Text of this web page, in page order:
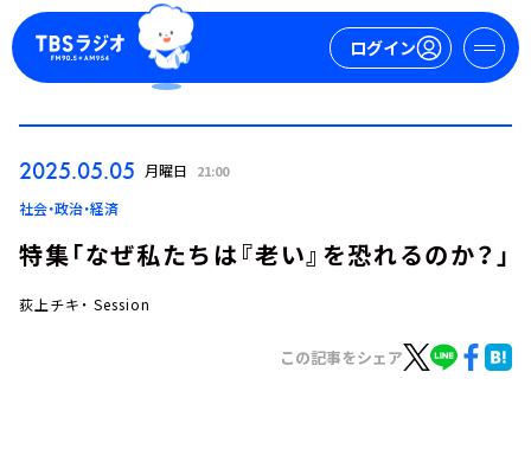
ログイン
2025.05.05 月曜日 21:00
社会・政治・経済
特集「なぜ私たちは『老い』を恐れるのか？」
荻上チキ・ Session
この記事をシェア